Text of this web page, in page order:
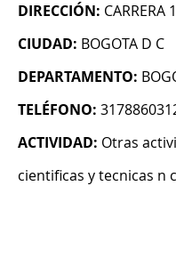
DIRECCIÓN: CARRERA
CIUDAD: BOGOTA D C
DEPARTAMENTO:
TELÉFONO:
ACTIVIDAD: Otras
cientificas y tecnicas n